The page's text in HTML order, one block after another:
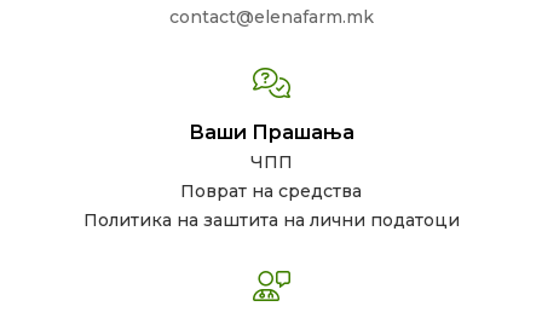
contact@elenafarm.mk
Ваши Прашања
ЧПП
Поврат на средства
Политика на заштита на лични податоци